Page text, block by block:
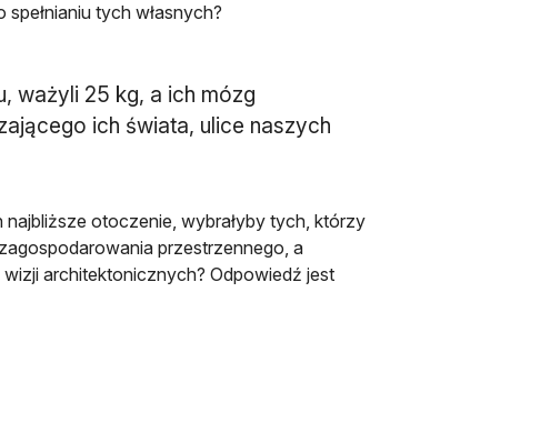
tych własnych?
ważyli 25 kg, a ich mózg
ich świata, ulice naszych
najbliższe otoczenie, wybrałyby tych, którzy
przestrzennego, a
architektonicznych? Odpowiedź jest